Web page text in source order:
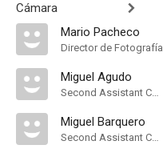
Cámara
Mario Pacheco
Director de Fotografía
Miguel Agudo
Second Assistant Camera
Miguel Barquero
Second Assistant Camera